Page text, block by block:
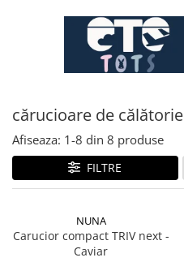
CĂRUCIOARE & SCAUNE AUTO
cărucioare NUNA
cărucioare U-GROW
scaune auto pentru avion
accesorii cărucioare
accesorii scaun avion
cărucioare de călătorie
Afiseaza: 1-8 din 8 produse
FILTRE
NUNA
Carucior compact TRIV next -
Caviar